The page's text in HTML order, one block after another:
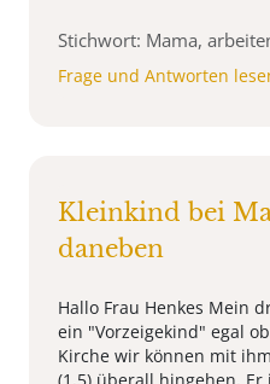
Stichwort: Mama,
Frage und Antworten
Kleinkind bei
daneben
Hallo Frau Henkes Mein
ein "Vorzeigekind" egal
Kirche wir können mit